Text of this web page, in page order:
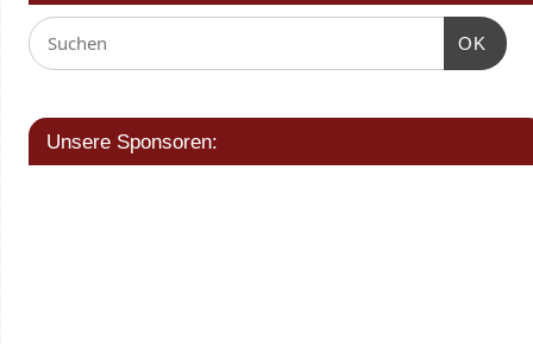
OK
Unsere Sponsoren: